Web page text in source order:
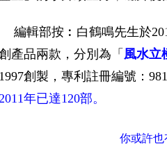
輯部按︰白鶴鳴先生於
產品兩款，分別為「 風水立
1997創製，專利註冊編號：
年已達120部。
你或許也